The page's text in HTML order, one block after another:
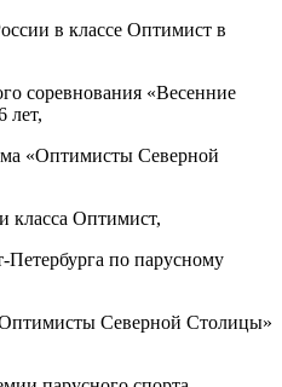
в классе Оптимист в
соревнования «Весенние
лет,
«Оптимисты Северной
Оптимист,
по парусному
Северной Столицы»